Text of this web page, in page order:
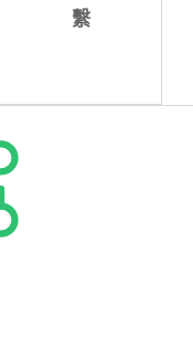
繫
。请查阅我们的